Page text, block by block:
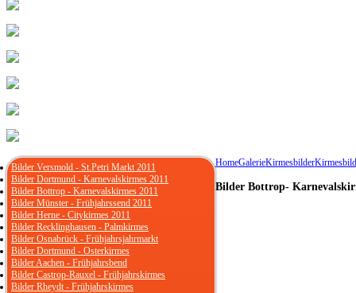
HomeGalerieKirmesbilder
Bilder Bottrop-
Bilder Versmold - St.Petri Markt 2011
Bilder Dortmund - Karnevalskirmes 2011
Bilder Bottrop - Karnevalskirmes 2011
Bilder Münster - Frühjahrssend 2011
Bilder Herne - Citykirmes 2011
Bilder Recklinghausen - Palmkirmes
Bilder Osnabrück - Frühjahrsjahrmarkt
Bilder Dortmund - Osterkirmes
Bilder Aachen - Frühjahrsbend
Bilder Castrop-Rauxel - Frühjahrskirmes
Bilder Rheydt - Frühjahrskirmes